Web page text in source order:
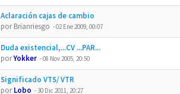
Aclaración cajas de cambio
porBrianriesgo -02 Ene 2009, 00:07
Duda existencial,...CV ...PAR...
porYokker -08 Nov 2005, 20:50
Significado VTS/ VTR
porLobo - 30 Dic 2011, 20:27